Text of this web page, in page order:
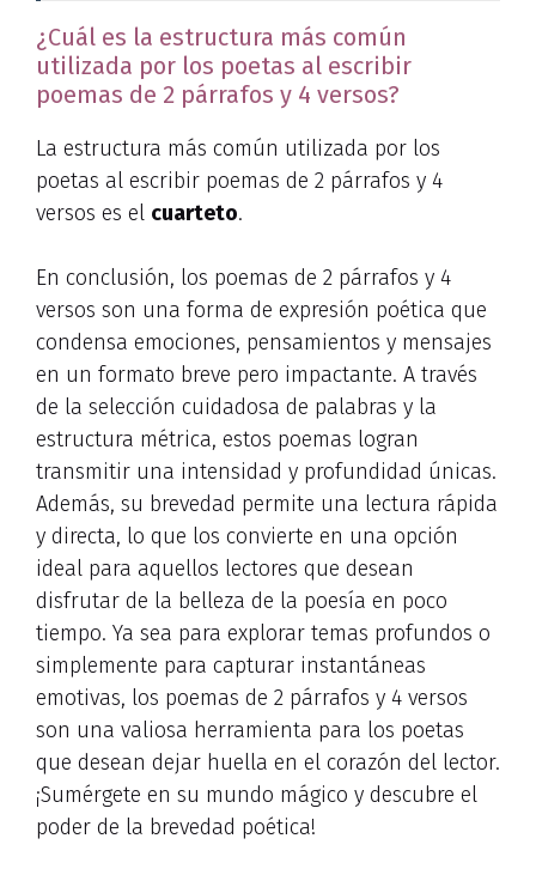
¿Cuál es la estructura más común
utilizada por los poetas al escribir
poemas de 2 párrafos y 4 versos?
La estructura más común utilizada por los
poetas al escribir poemas de 2 párrafos y 4
versos es el cuarteto.
En conclusión, los poemas de 2 párrafos y 4
versos son una forma de expresión poética que
condensa emociones, pensamientos y mensajes
en un formato breve pero impactante. A través
de la selección cuidadosa de palabras y la
estructura métrica, estos poemas logran
transmitir una intensidad y profundidad únicas.
Además, su brevedad permite una lectura rápida
y directa, lo que los convierte en una opción
ideal para aquellos lectores que desean
disfrutar de la belleza de la poesía en poco
tiempo. Ya sea para explorar temas profundos o
simplemente para capturar instantáneas
emotivas, los poemas de 2 párrafos y 4 versos
son una valiosa herramienta para los poetas
que desean dejar huella en el corazón del lector.
¡Sumérgete en su mundo mágico y descubre el
poder de la brevedad poética!